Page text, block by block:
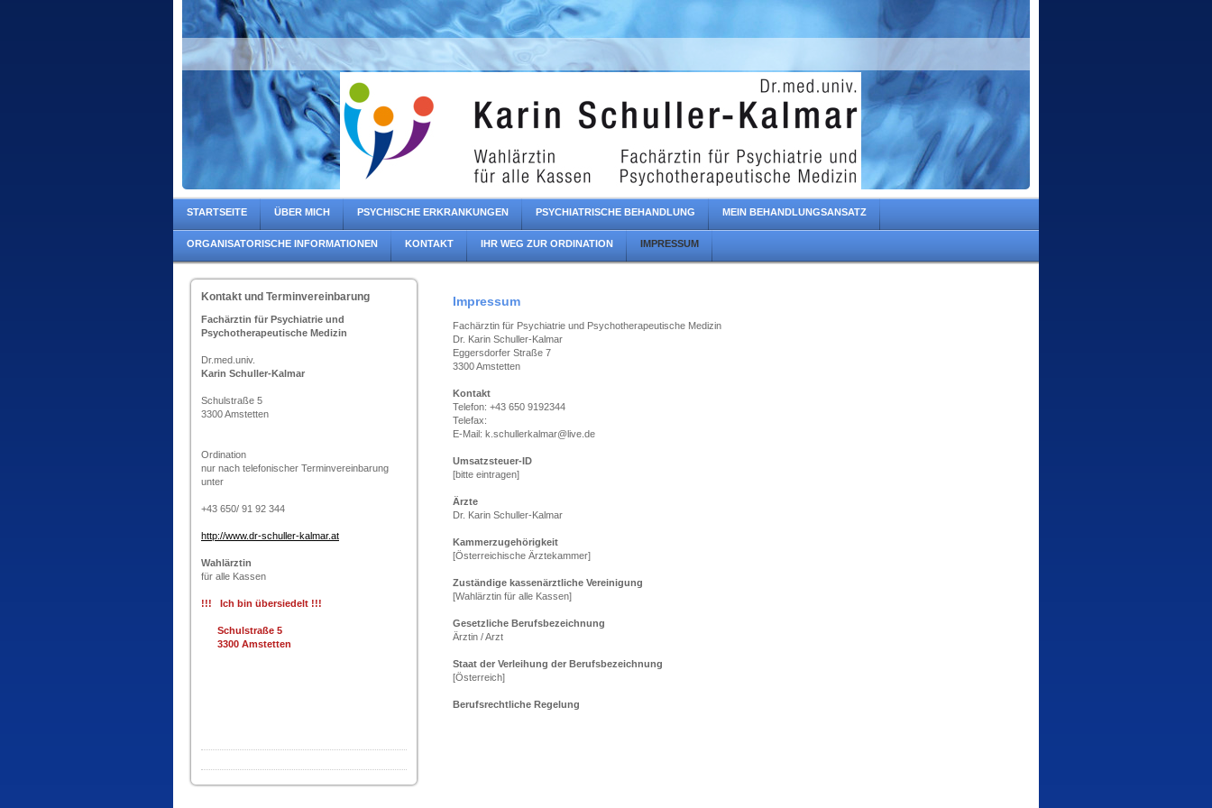
STARTSEITE ÜBER MICH PSYCHISCHE ERKRANKUNGEN PSYCHIATRISCHE BEHANDLUNG MEIN BEHANDLUNGSANSATZ
ORGANISATORISCHE INFORMATIONEN KONTAKT IHR WEG ZUR ORDINATION IMPRESSUM
Kontakt und Terminvereinbarung
Fachärztin für Psychiatrie und
Psychotherapeutische Medizin
Dr.med.univ.
Karin Schuller-Kalmar
Schulstraße 5
3300 Amstetten
Ordination
nur nach telefonischer Terminvereinbarung
unter
+43 650/ 91 92 344
http://www.dr-schuller-kalmar.at
Wahlärztin
für alle Kassen
!!! Ich bin übersiedelt !!!
Schulstraße 5
3300 Amstetten
Impressum
Fachärztin für Psychiatrie und Psychotherapeutische Medizin
Dr. Karin Schuller-Kalmar
Eggersdorfer Straße 7
3300 Amstetten
Kontakt
Telefon: +43 650 9192344
Telefax:
E-Mail: k.schullerkalmar@live.de
Umsatzsteuer-ID
[bitte eintragen]
Ärzte
Dr. Karin Schuller-Kalmar
Kammerzugehörigkeit
[Österreichische Ärztekammer]
Zuständige kassenärztliche Vereinigung
[Wahlärztin für alle Kassen]
Gesetzliche Berufsbezeichnung
Ärztin / Arzt
Staat der Verleihung der Berufsbezeichnung
[Österreich]
Berufsrechtliche Regelung